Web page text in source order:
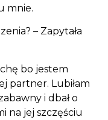
mnie.
– Zapytała
bo jestem
partner. Lubiłam
i dbał o
na jej szczęściu